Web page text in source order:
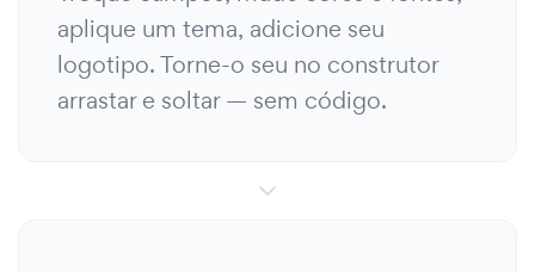
aplique um tema, adicione seu
logotipo. Torne-o seu no construtor
arrastar e soltar — sem código.